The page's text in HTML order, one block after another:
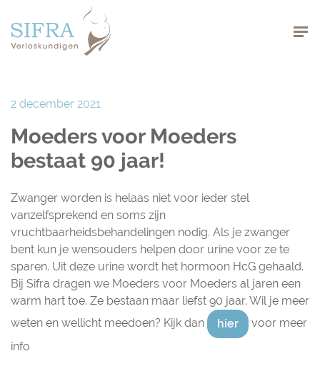
2 december 2021
Moeders voor Moeders
bestaat 90 jaar!
Zwanger worden is helaas niet voor ieder stel
vanzelfsprekend en soms zijn
vruchtbaarheidsbehandelingen nodig. Als je zwanger
bent kun je wensouders helpen door urine voor ze te
sparen. Uit deze urine wordt het hormoon HcG gehaald.
Bij Sifra dragen we Moeders voor Moeders al jaren een
warm hart toe. Ze bestaan maar liefst 90 jaar. Wil je meer
weten en wellicht meedoen? Kijk dan
hier
voor meer
info